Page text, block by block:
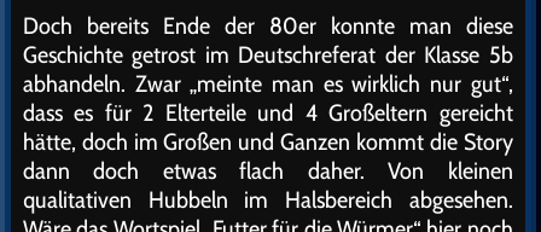
Doch bereits Ende der 80er konnte man diese
Geschichte getrost im Deutschreferat der Klasse 5b
abhandeln. Zwar „meinte man es wirklich nur gut“,
dass es für 2 Elterteile und 4 Großeltern gereicht
hätte, doch im Großen und Ganzen kommt die Story
dann doch etwas flach daher. Von kleinen
qualitativen Hubbeln im Halsbereich abgesehen.